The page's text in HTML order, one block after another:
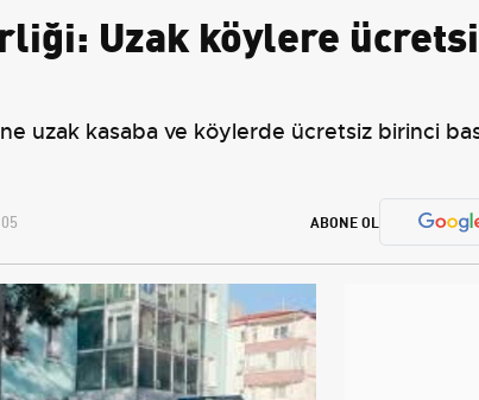
Uzak köylere
uzak kasaba ve köylerde ücretsiz birinci
ABONE OL